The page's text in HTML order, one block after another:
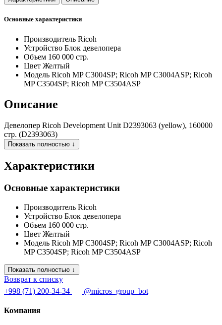
Основные характеристики
Производитель Ricoh
Устройство Блок девелопера
Объем 160 000 стр.
Цвет Желтый
Модель Ricoh MP C3004SP; Ricoh MP C3004ASP; Ricoh
MP C3504SP; Ricoh MP C3504ASP
Описание
Девелопер Ricoh Development Unit D2393063 (yellow), 160000
стр. (D2393063)
Показать полностью ↓
Характеристики
Основные характеристики
Производитель Ricoh
Устройство Блок девелопера
Объем 160 000 стр.
Цвет Желтый
Модель Ricoh MP C3004SP; Ricoh MP C3004ASP; Ricoh
MP C3504SP; Ricoh MP C3504ASP
Показать полностью ↓
Возврат к списку
+998 (71) 200-34-34
@micros_group_bot
Компания